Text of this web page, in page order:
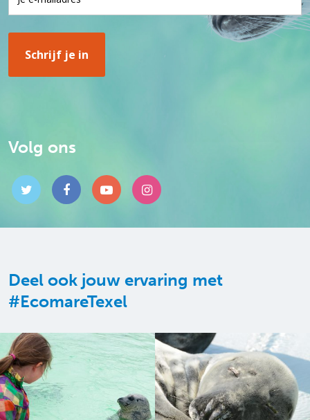
Volg ons
Deel ook jouw ervaring met
#EcomareTexel